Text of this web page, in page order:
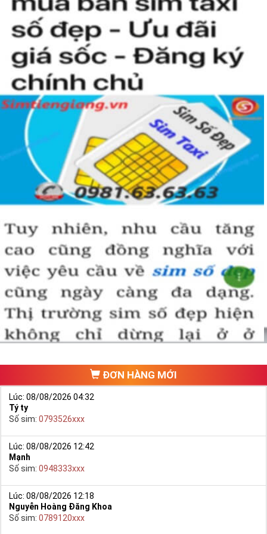
kiện để sở hữu một sim tứ quý 2 này, bởi vậy chỉ cần nhìn vào
người khác cũng sẽ biết được vị trí của bạn trong xã hội là như thế
nào rồi?
Hướng dẫn mua Sim Tứ Quý 2 tại
Simtiengiang.vn.
Sim Tiền Giang là đơn vị cung cấp
Tứ Quý, sim giá rẻ uy
tín chất lượng.
Chọn mua sim số đẹp thường mất nhiều thời gian ở khoản lựa số,
một số phải vừa đẹp, vừa tốt về phong thủy thì mới là sim hoàn
hảo. Vậy phải làm sao?
- Cách nhanh nhất để chọn mua được Sim Tứ Quý 2 là bạn vào
trang chủ của Sim Tiền Giang, chọn mục “
Sim giảm giá
“ ở ngay đầu
trang chủ. Đây là danh sách sim được đại lý giảm giá vì một số lý
Ngoài ra quý khách chưa ưng ý về Sim Tứ Quý 2 có cũng thể tham
khảo thêm Sim Vinaphone,Sim Gmobile, Sim Tứ Quý Giữa
ĐƠN HÀNG MỚI
Lúc: 08/08/2026 04:32
Tý ty
Số sim: 0793526xxx
Lúc: 08/08/2026 12:42
Mạnh
Số sim: 0948333xxx
Lúc: 08/08/2026 12:18
Nguyễn Hoàng Đăng Khoa
Số sim: 0789120xxx